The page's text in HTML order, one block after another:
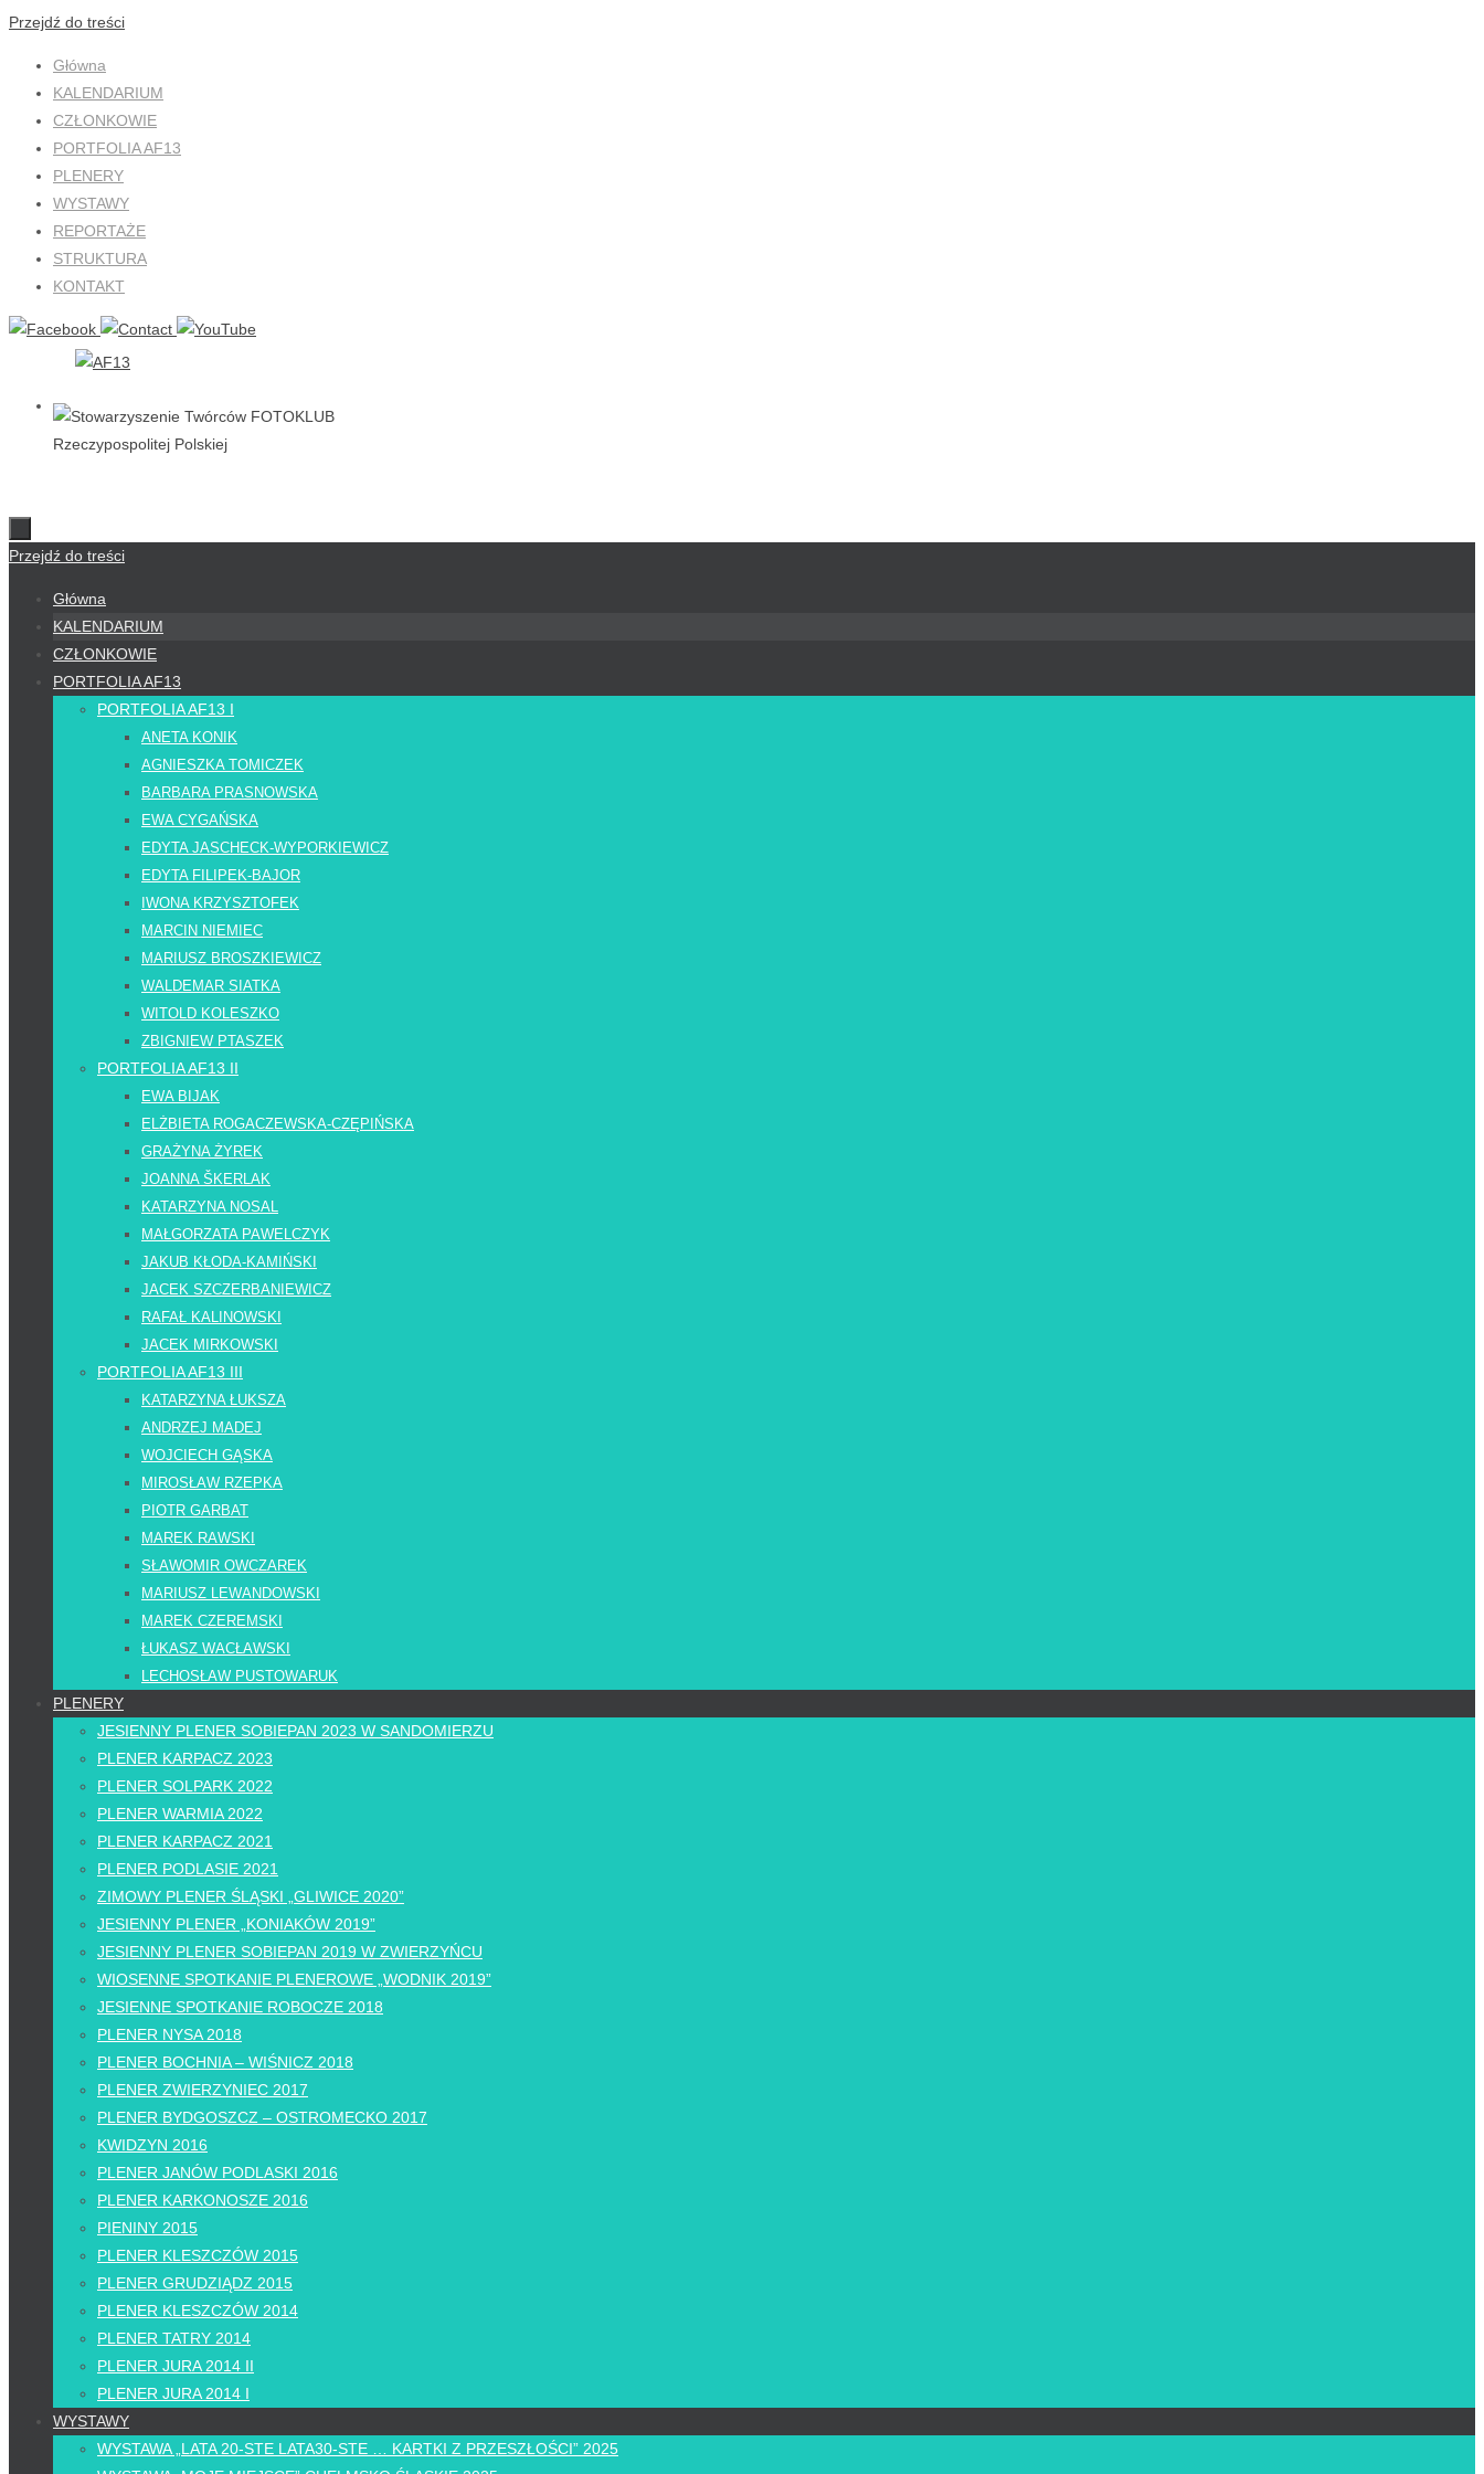
Przejdź do treści
Główna
KALENDARIUM
CZŁONKOWIE
PORTFOLIA AF13
PLENERY
WYSTAWY
REPORTAŻE
STRUKTURA
KONTAKT
Przejdź do treści
Główna
KALENDARIUM
CZŁONKOWIE
PORTFOLIA AF13
PORTFOLIA AF13 I
ANETA KONIK
AGNIESZKA TOMICZEK
BARBARA PRASNOWSKA
EWA CYGAŃSKA
EDYTA JASCHECK-WYPORKIEWICZ
EDYTA FILIPEK-BAJOR
IWONA KRZYSZTOFEK
MARCIN NIEMIEC
MARIUSZ BROSZKIEWICZ
WALDEMAR SIATKA
WITOLD KOLESZKO
ZBIGNIEW PTASZEK
PORTFOLIA AF13 II
EWA BIJAK
ELŻBIETA ROGACZEWSKA-CZĘPIŃSKA
GRAŻYNA ŻYREK
JOANNA ŠKERLAK
KATARZYNA NOSAL
MAŁGORZATA PAWELCZYK
JAKUB KŁODA-KAMIŃSKI
JACEK SZCZERBANIEWICZ
RAFAŁ KALINOWSKI
JACEK MIRKOWSKI
PORTFOLIA AF13 III
KATARZYNA ŁUKSZA
ANDRZEJ MADEJ
WOJCIECH GĄSKA
MIROSŁAW RZEPKA
PIOTR GARBAT
MAREK RAWSKI
SŁAWOMIR OWCZAREK
MARIUSZ LEWANDOWSKI
MAREK CZEREMSKI
ŁUKASZ WACŁAWSKI
LECHOSŁAW PUSTOWARUK
PLENERY
JESIENNY PLENER SOBIEPAN 2023 W SANDOMIERZU
PLENER KARPACZ 2023
PLENER SOLPARK 2022
PLENER WARMIA 2022
PLENER KARPACZ 2021
PLENER PODLASIE 2021
ZIMOWY PLENER ŚLĄSKI „GLIWICE 2020”
JESIENNY PLENER „KONIAKÓW 2019”
JESIENNY PLENER SOBIEPAN 2019 W ZWIERZYŃCU
WIOSENNE SPOTKANIE PLENEROWE „WODNIK 2019”
JESIENNE SPOTKANIE ROBOCZE 2018
PLENER NYSA 2018
PLENER BOCHNIA – WIŚNICZ 2018
PLENER ZWIERZYNIEC 2017
PLENER BYDGOSZCZ – OSTROMECKO 2017
KWIDZYN 2016
PLENER JANÓW PODLASKI 2016
PLENER KARKONOSZE 2016
PIENINY 2015
PLENER KLESZCZÓW 2015
PLENER GRUDZIĄDZ 2015
PLENER KLESZCZÓW 2014
PLENER TATRY 2014
PLENER JURA 2014 II
PLENER JURA 2014 I
WYSTAWY
WYSTAWA „LATA 20-STE LATA30-STE … KARTKI Z PRZESZŁOŚCI” 2025